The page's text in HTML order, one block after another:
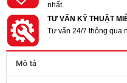
nhất.
TƯ VẤN KỸ THUẬT
Tư vấn 24/7 thông qua
Mô tả